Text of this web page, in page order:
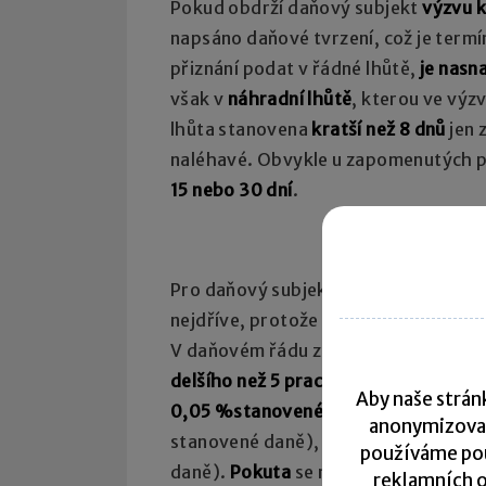
Pokud obdrží daňový subjektvýzvu
napsáno daňové tvrzení, což je
přiznání podat v řádné lhůtě, je
však v náhradní lhůtě, kterou ve
lhůta stanovena kratší než 8 dnů jen
naléhavé. Obvykle u zapomenutých
15 nebo 30 dní.
Pro daňový subjekt je však dobré
nejdříve, protože ho může čekat
V daňovém řádu známe institut
delšího než 5 pracovních dnů
0,05 %stanovené daněči daňového
stanovené daně), resp. 0,01 %
daně). Pokuta se nevyměří, pokud
Aby naše
používáme
reklamních